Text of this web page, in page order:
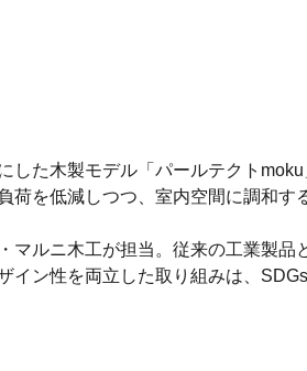
た木製モデル「パールテクト
を低減しつつ、室内空間に調和す
マルニ木工が担当。従来の工業製
イン性を両立した取り組みは、